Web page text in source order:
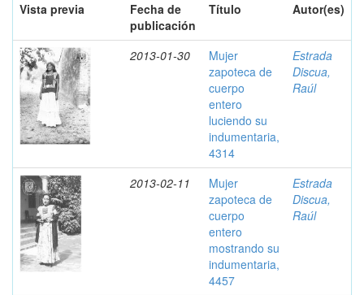
Vista previa
Fecha de
publicación
Título Autor(es)
2013-01-30
Mujer
zapoteca de
cuerpo
entero
luciendo su
indumentaria,
4314
Estrada
Discua,
Raúl
2013-02-11
Mujer
zapoteca de
cuerpo
entero
mostrando su
indumentaria,
4457
Estrada
Discua,
Raúl